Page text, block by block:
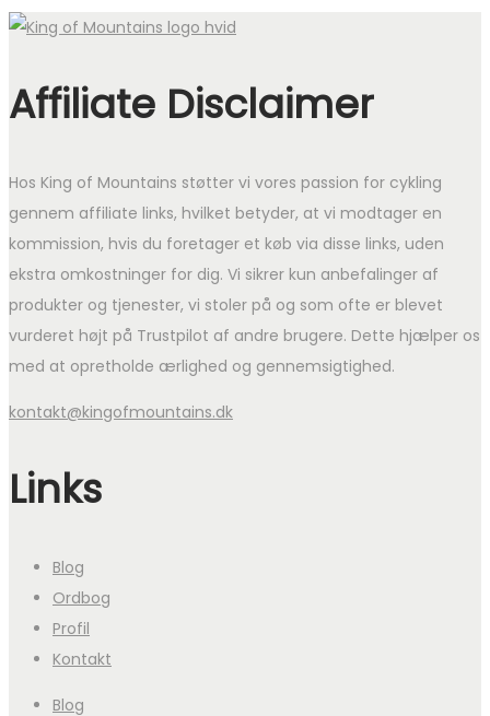
Affiliate Disclaimer
Hos King of Mountains støtter vi vores passion for cykling
gennem affiliate links, hvilket betyder, at vi modtager en
kommission, hvis du foretager et køb via disse links, uden
ekstra omkostninger for dig. Vi sikrer kun anbefalinger af
produkter og tjenester, vi stoler på og som ofte er blevet
vurderet højt på Trustpilot af andre brugere. Dette hjælper os
med at opretholde ærlighed og gennemsigtighed.
kontakt@kingofmountains.dk
Links
Blog
Ordbog
Profil
Kontakt
Blog